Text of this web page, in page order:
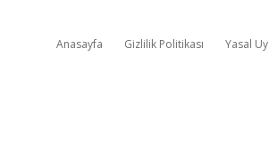
Anasayfa Gizlilik Politikası Yasal